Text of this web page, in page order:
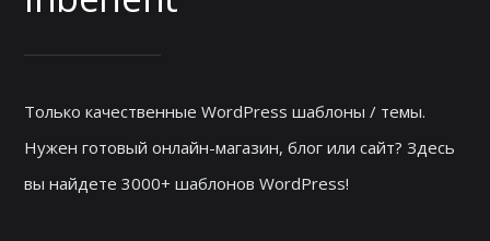
Только качественные WordPress шаблоны / темы.
Нужен готовый онлайн-магазин, блог или сайт? Здесь
вы найдете 3000+ шаблонов WordPress!